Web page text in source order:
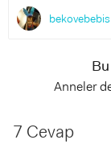
bekovebebis
Anneler
7 Cevap